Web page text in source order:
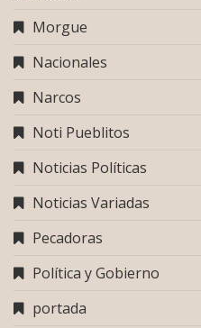
Morgue
Nacionales
Narcos
Noti Pueblitos
Noticias Políticas
Noticias Variadas
Pecadoras
Política y Gobierno
portada